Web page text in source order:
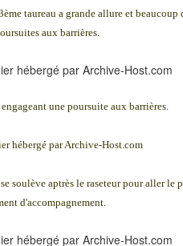
taureau a grande allure et
aux barrières.
une poursuite aux barrières.
soulève aptrès le raseteur pour aller le
d'accompagnement.